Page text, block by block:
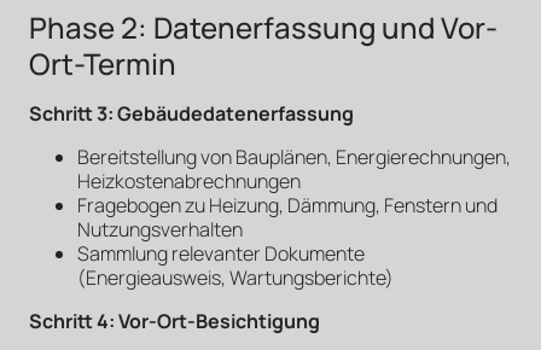
Phase 2: Datenerfassung und Vor-
Ort-Termin
Schritt 3: Gebäudedatenerfassung
Bereitstellung von Bauplänen, Energierechnungen,
Heizkostenabrechnungen
Fragebogen zu Heizung, Dämmung, Fenstern und
Nutzungsverhalten
Sammlung relevanter Dokumente
(Energieausweis, Wartungsberichte)
Schritt 4: Vor-Ort-Besichtigung